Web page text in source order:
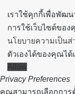
เราใช้คุกกี้เพื่อพัฒ
การใช้เว็บไซต์ขอ
นโยบายความเป็นส่
ตัวเองได้ของคุณได้
Allow
Privacy Preferences
คุณสามารถเลือกการ